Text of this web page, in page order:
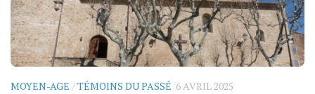
MOYEN-AGE /TÉMOINS DU PASSÉ 6 AVRIL 2025